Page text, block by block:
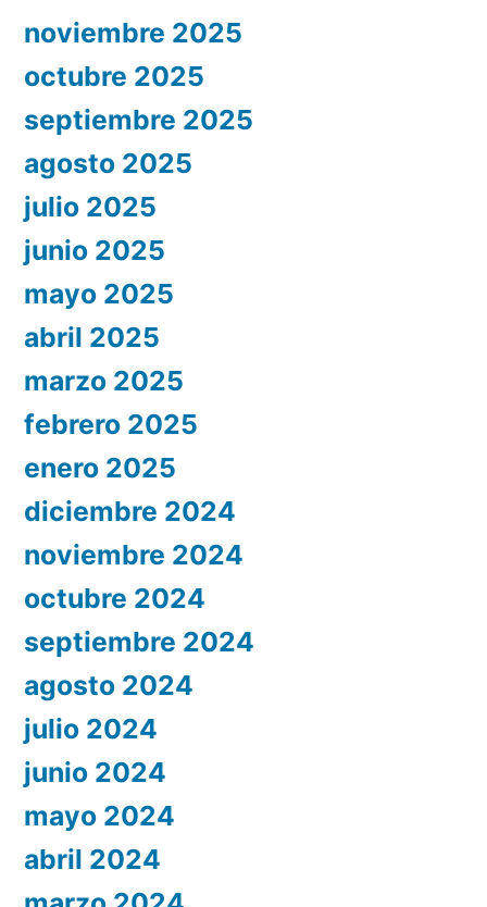
noviembre 2025
octubre 2025
septiembre 2025
agosto 2025
julio 2025
junio 2025
mayo 2025
abril 2025
marzo 2025
febrero 2025
enero 2025
diciembre 2024
noviembre 2024
octubre 2024
septiembre 2024
agosto 2024
julio 2024
junio 2024
mayo 2024
abril 2024